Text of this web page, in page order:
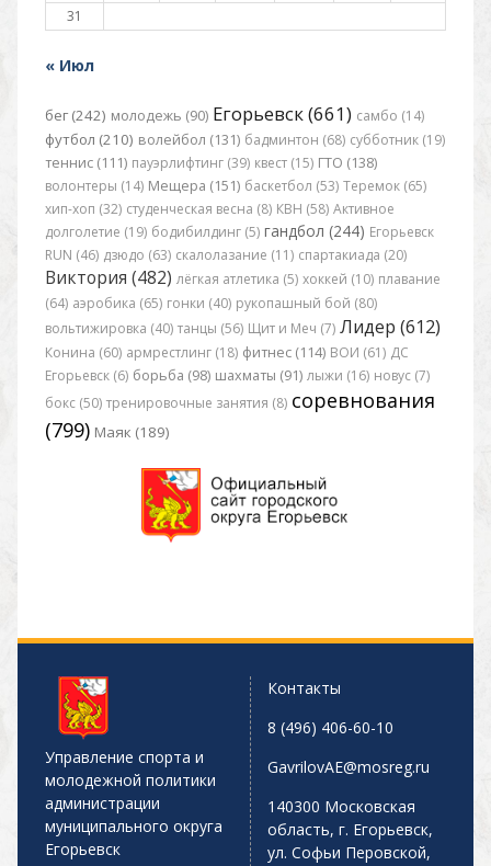
31
« Июл
бег (242) молодежь (90) Егорьевск (661) самбо (14)
футбол (210) волейбол (131) бадминтон (68) субботник (19)
теннис (111) пауэрлифтинг (39) квест (15) ГТО (138)
волонтеры (14) Мещера (151) баскетбол (53) Теремок (65)
хип-хоп (32) студенческая весна (8) КВН (58) Активное
долголетие (19) бодибилдинг (5) гандбол (244) Егорьевск
RUN (46) дзюдо (63) скалолазание (11) спартакиада (20)
Виктория (482) лёгкая атлетика (5) хоккей (10) плавание
(64) аэробика (65) гонки (40) рукопашный бой (80)
вольтижировка (40) танцы (56) Щит и Меч (7) Лидер (612)
Конина (60) армрестлинг (18) фитнес (114) ВОИ (61) ДС
Егорьевск (6) борьба (98) шахматы (91) лыжи (16) новус (7)
бокс (50) тренировочные занятия (8) соревнования
(799) Маяк (189)
Управление спорта и
молодежной политики
администрации
муниципального округа
Егорьевск
Контакты
8 (496) 406-60-10
GavrilovAE@mosreg.ru
140300 Московская
область, г. Егорьевск,
ул. Софьи Перовской,